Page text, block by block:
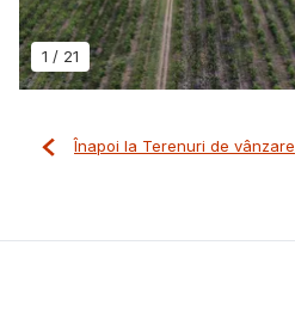
1 / 21
Înapoi la Terenuri de vânzare